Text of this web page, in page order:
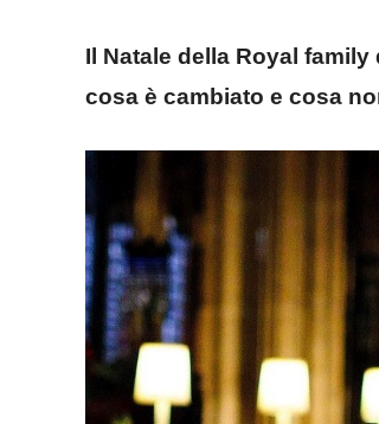
Il Natale della Royal
cosa è cambiato e cosa